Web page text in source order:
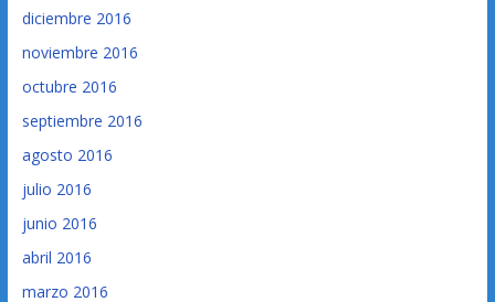
diciembre 2016
noviembre 2016
octubre 2016
septiembre 2016
agosto 2016
julio 2016
junio 2016
abril 2016
marzo 2016